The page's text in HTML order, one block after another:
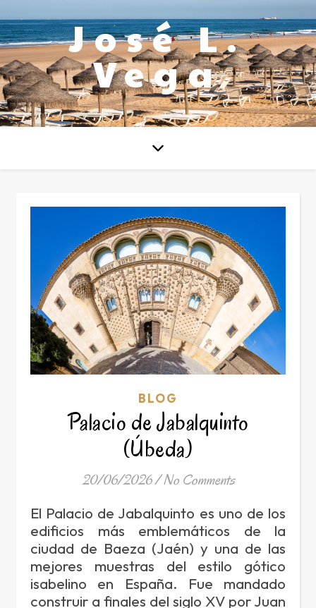
José L.
Vega
BLOG
Palacio de Jabalquinto
(Úbeda)
20/06/2026/No Comments
El Palacio de Jabalquinto es uno de los
edificios más emblemáticos de la
ciudad de Baeza (Jaén) y una de las
mejores muestras del estilo gótico
isabelino en España. Fue mandado
construir a finales del siglo XV por Juan